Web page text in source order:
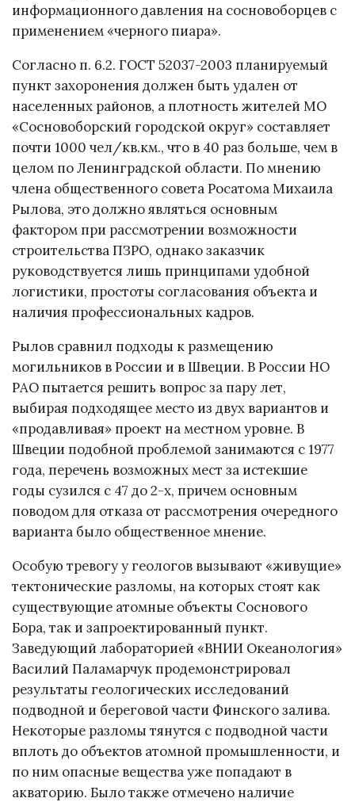
информационного давления на сосновоборцев с
применением «черного пиара».
Согласно п. 6.2. ГОСТ 52037-2003 планируемый
пункт захоронения должен быть удален от
населенных районов, а плотность жителей МО
«Сосновоборский городской округ» составляет
почти 1000 чел/кв.км., что в 40 раз больше, чем в
целом по Ленинградской области. По мнению
члена общественного совета Росатома Михаила
Рылова, это должно являться основным
фактором при рассмотрении возможности
строительства ПЗРО, однако заказчик
руководствуется лишь принципами удобной
логистики, простоты согласования объекта и
наличия профессиональных кадров.
Рылов сравнил подходы к размещению
могильников в России и в Швеции. В России НО
РАО пытается решить вопрос за пару лет,
выбирая подходящее место из двух вариантов и
«продавливая» проект на местном уровне. В
Швеции подобной проблемой занимаются с 1977
года, перечень возможных мест за истекшие
годы сузился с 47 до 2-х, причем основным
поводом для отказа от рассмотрения очередного
варианта было общественное мнение.
Особую тревогу у геологов вызывают «живущие»
тектонические разломы, на которых стоят как
существующие атомные объекты Соснового
Бора, так и запроектированный пункт.
Заведующий лабораторией «ВНИИ Океанология»
Василий Паламарчук продемонстрировал
результаты геологических исследований
подводной и береговой части Финского залива.
Некоторые разломы тянутся с подводной части
вплоть до объектов атомной промышленности, и
по ним опасные вещества уже попадают в
акваторию. Было также отмечено наличие